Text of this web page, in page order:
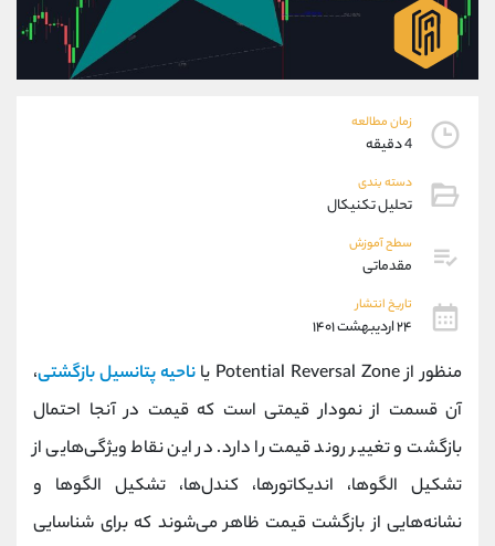
زمان مطالعه
4 دقیقه
دسته بندی
تحلیل تکنیکال
سطح آموزش
مقدماتی
تاریخ انتشار
۲۴ اردیبهشت ۱۴۰۱
منظور از Potential Reversal Zone یا ناحیه پتانسیل بازگشتی،
آن قسمت از نمودار قیمتی است که قیمت در آنجا احتمال
بازگشت و تغییر روند قیمت را دارد. در این نقاط ویژگی‌هایی از
تشکیل الگوها، اندیکاتورها، کندل‌ها، تشکیل الگوها و
نشانه‌هایی از بازگشت قیمت ظاهر می‌شوند که برای شناسایی
09304891085
واتساپ شروع گفتگو
تلگرام @Armteam_admin_103
پشتیبان فروش
موبایل
واتساپ
داخلی
اطلاعات تماس (دفتر فروش)
تلفن 021-22021030
بدون پیش شماره 90001030
اینستاگرام @alireza.mehrabii
کانال تلگرام @alirezamehrabi_com